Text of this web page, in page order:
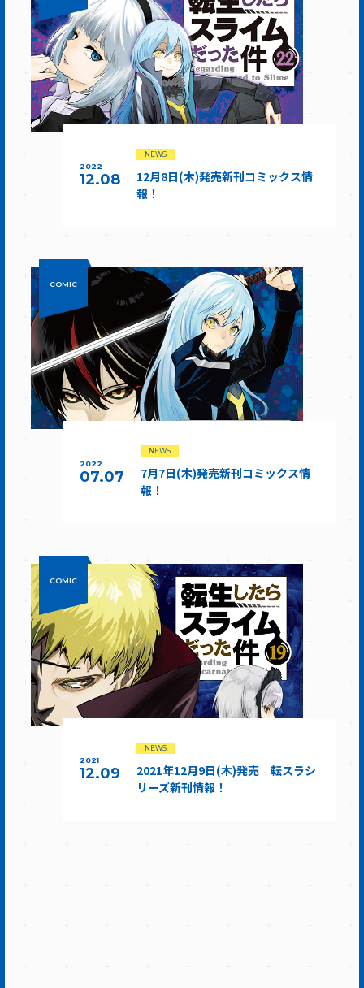
2022
12.08
NEWS
12月8日(木)発売新刊コミックス情
報！
COMIC
2022
07.07
NEWS
7月7日(木)発売新刊コミックス情
報！
COMIC
2021
12.09
NEWS
2021年12月9日(木)発売 転スラシ
リーズ新刊情報！